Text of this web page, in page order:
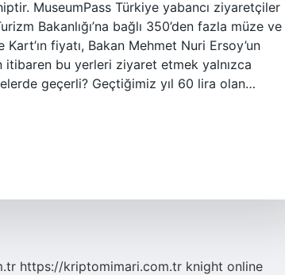
MuseumPass Türkiye yabancı ziyaretçiler
Bakanlığı’na bağlı 350’den fazla müze ve
fiyatı, Bakan Mehmet Nuri Ersoy’un
itibaren bu yerleri ziyaret etmek yalnızca
geçerli? Geçtiğimiz yıl 60 lira olan…
https://kriptomimari.com.tr knight online